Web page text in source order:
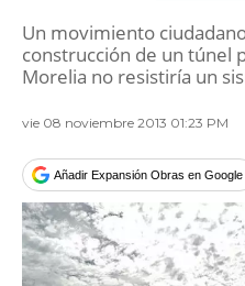
Un movimiento
construcción de un túnel
Morelia no resistiría un
vie 08 noviembre 2013 01:23 PM
Añadir Expansión Obras en Google